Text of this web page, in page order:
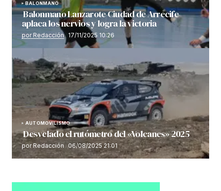
BALONMANO
Balonmano Lanzarote Ciudad de Arrecife
aplaca los nervios y logra la victoria
por Redacción 17/11/2025 10:26
AUTOMOVILISMO
Desvelado el rutómetro del «Volcanes» 2025
por Redacción 06/08/2025 21:01